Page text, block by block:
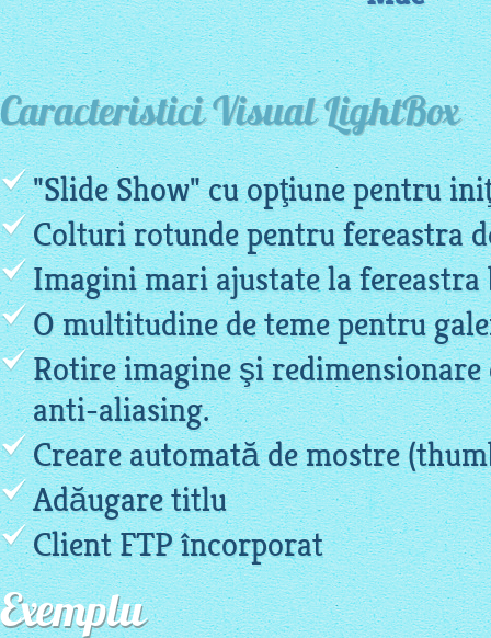
Caracteristici Visual LightBox
"Slide Show" cu opţiune pentru
Colturi rotunde pentru fereastra
Imagini mari ajustate la
O multitudine de teme pentru
Rotire imagine şi
anti-aliasing.
Creare automată de mostre
Adăugare titlu
Client FTP încorporat
Exemplu